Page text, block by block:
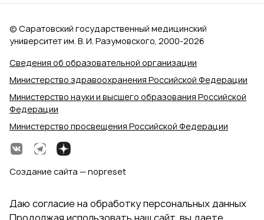
Сведения об образовательной организации
Министерство здравоохранения Российской Федерации
Министерство науки и высшего образования Российской
Федерации
Министерство просвещения Российской Федерации
© Саратовский государственный медицинский
университет им. В. И. Разумовского, 2000‑2026
Создание сайта — nopreset
Даю согласие на обработку персональных данных